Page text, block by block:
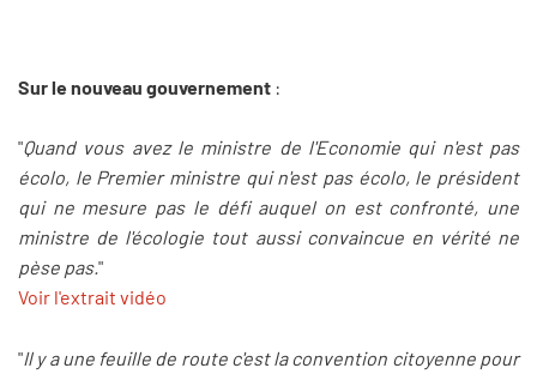
Sur le nouveau gouvernement :
"Quand vous avez le ministre de l'Economie qui n'est pas
écolo, le Premier ministre qui n'est pas écolo, le président
qui ne mesure pas le défi auquel on est confronté, une
ministre de l'écologie tout aussi convaincue en vérité ne
pèse pas."
Voir l'extrait vidéo
"Il y a une feuille de route c'est la convention citoyenne pour